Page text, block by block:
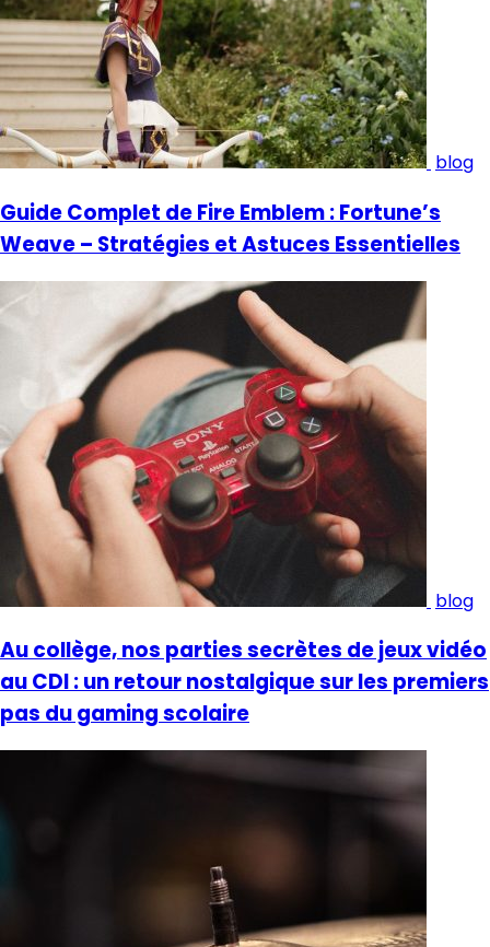
blog
Guide Complet de Fire Emblem : Fortune’s
Weave – Stratégies et Astuces Essentielles
blog
Au collège, nos parties secrètes de jeux vidéo
au CDI : un retour nostalgique sur les premiers
pas du gaming scolaire